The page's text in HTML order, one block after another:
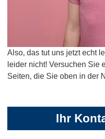
Also, das tut uns jetzt echt
leider nicht! Versuchen Sie
Seiten, die Sie oben in der
Ihr